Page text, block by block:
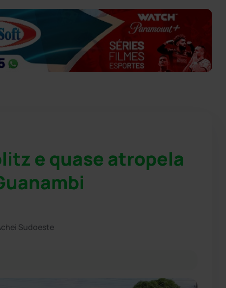
e quase atropela
Sudoeste